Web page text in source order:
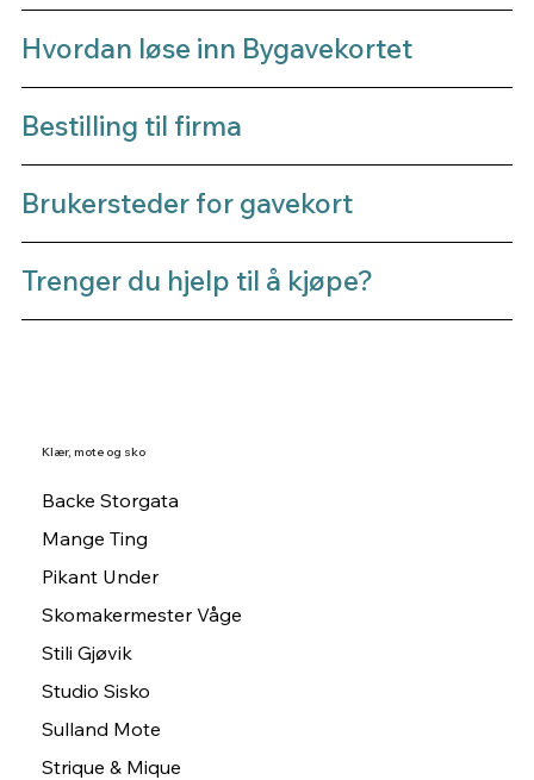
Hvordan løse inn Bygavekortet
Bestilling til firma
Brukersteder for gavekort
Trenger du hjelp til å kjøpe?
Klær, mote og sko
Backe Storgata
Mange Ting
Pikant Under
Skomakermester Våge
Stili Gjøvik
Studio Sisko
Sulland Mote
Strique & Mique